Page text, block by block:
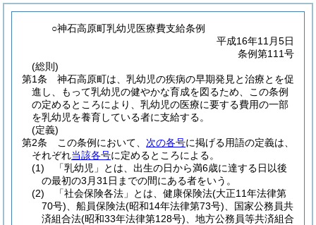
○神石高原町乳幼児医療費支給条例
平成16年11月5日
条例第111号
(総則)
第1条
神石高原町は、乳幼児の疾病の早期発見と治療とを促
進し、もって乳幼児の健やかな育成を図るため、この条例
の定めるところにより、乳幼児の医療に要する費用の一部
を乳幼児を養育している者に支給する。
(定義)
第2条
この条例において、 次の各号に掲げる用語の定義は、
それぞれ当該各号に定めるところによる。
(1)
「乳幼児」とは、出生の日から満6歳に達する日以後
の最初の3月31日までの間にある者をいう。
(2)
「社会保険各法」とは、健康保険法(大正11年法律第
70号) 、船員保険法(昭和14年法律第73号) 、国家公務員共
済組合法(昭和33年法律第128号) 、地方公務員等共済組合